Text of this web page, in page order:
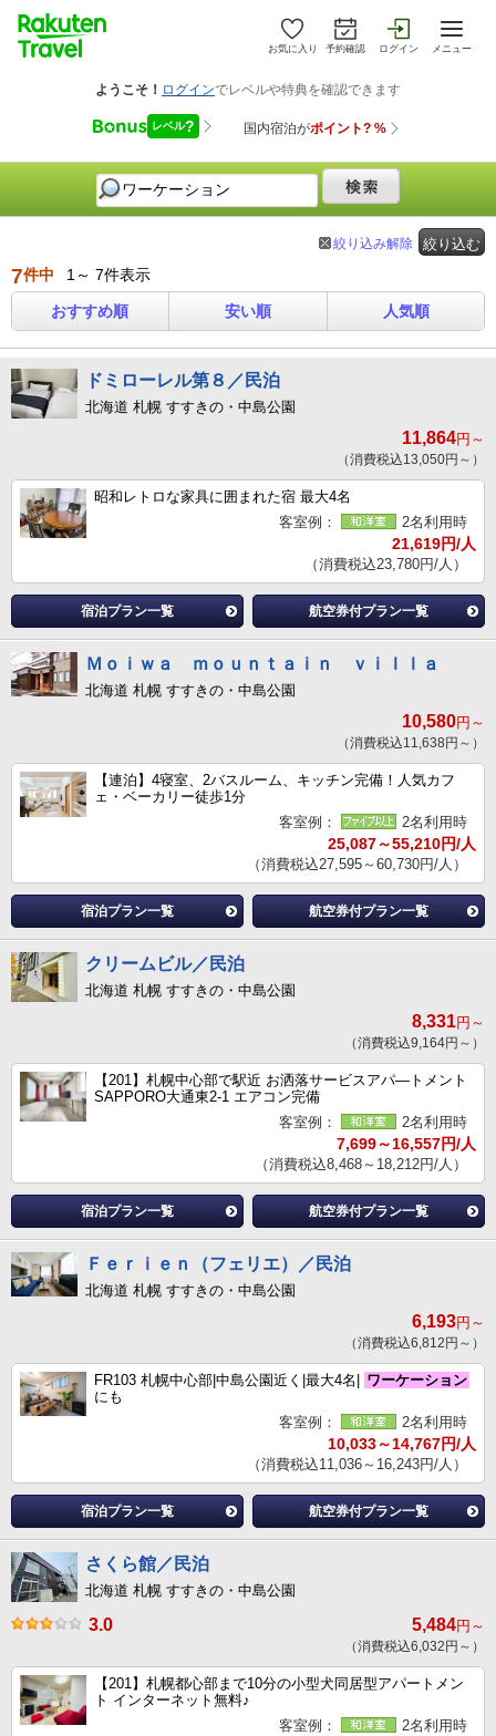
お気に入り 予約確認 ログイン メニュー
絞り込む
絞り込み解除
7件中 1～ 7件表示
おすすめ順 安い順 人気順
ドミローレル第８／民泊
北海道 札幌 すすきの・中島公園
11,864円～
（消費税込13,050円～）
昭和レトロな家具に囲まれた宿 最大4名
客室例：
2名利用時
21,619円/人
（消費税込23,780円/人）
宿泊プラン一覧 航空券付プラン一覧
Ｍｏｉｗａ ｍｏｕｎｔａｉｎ ｖｉｌｌａ
北海道 札幌 すすきの・中島公園
10,580円～
（消費税込11,638円～）
【連泊】4寝室、2バスルーム、キッチン完備！人気カフ
ェ・ベーカリー徒歩1分
客室例：
2名利用時
25,087～55,210円/人
（消費税込27,595～60,730円/人）
宿泊プラン一覧 航空券付プラン一覧
クリームビル／民泊
北海道 札幌 すすきの・中島公園
8,331円～
（消費税込9,164円～）
【201】札幌中心部で駅近 お洒落サービスアパ―トメント
SAPPORO大通東2-1 エアコン完備
客室例：
2名利用時
7,699～16,557円/人
（消費税込8,468～18,212円/人）
宿泊プラン一覧 航空券付プラン一覧
Ｆｅｒｉｅｎ（フェリエ）／民泊
北海道 札幌 すすきの・中島公園
6,193円～
（消費税込6,812円～）
FR103 札幌中心部|中島公園近く|最大4名|
ワーケーション
にも
客室例：
2名利用時
10,033～14,767円/人
（消費税込11,036～16,243円/人）
宿泊プラン一覧 航空券付プラン一覧
さくら館／民泊
北海道 札幌 すすきの・中島公園
3.0 5,484円～
（消費税込6,032円～）
【201】札幌都心部まで10分の小型犬同居型アパートメン
ト インターネット無料♪
客室例：
2名利用時